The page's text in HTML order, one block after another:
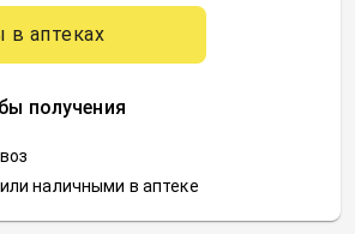
в аптеках
получения
наличными в аптеке